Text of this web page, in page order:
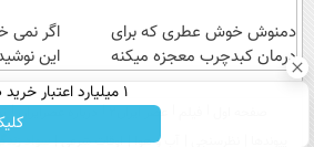
دمنوش خوش عطری که برای
درمان کبدچرب معجزه میکنه
اگر نمی
این
۱ میلیارد اعتبار خرید طلا | بدون ضامن و چک
عصر ایران۲ درباره عصرایران
آب و هوا اوقات شرعی سواد